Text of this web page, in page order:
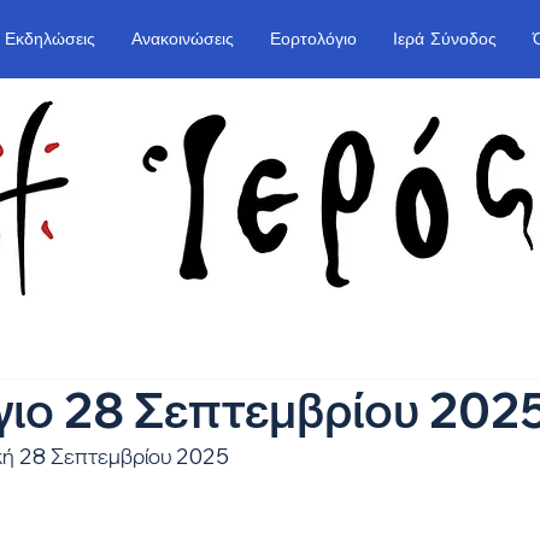
Εκδηλώσεις Ανακοινώσεις Εορτολόγιο Ιερά Σύνοδος
28 Σεπτεμβρίου
28 Σεπτεμβρίου 2025